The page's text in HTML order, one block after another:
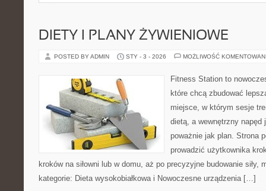
DIETY I PLANY ŻYWIENIOWE
POSTED BY ADMIN STY - 3 - 2026 MOŻLIWOŚĆ
Fitness Station to
które chcą zbudować
miejsce, w którym sesje
dietą, a wewnętrzny
poważnie jak plan. Strona
prowadzić użytkownika
kroków na siłowni lub w domu, aż po precyzyjne budowanie siły,
kategorie: Dieta wysokobiałkowa i Nowoczesne urządzenia […]